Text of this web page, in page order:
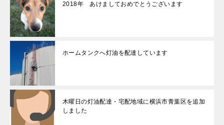
2018年 あけましておめでとうございます
ホームタンクへ灯油を配達しています
木曜日の灯油配達・宅配地域に横浜市青葉区を追加
しました